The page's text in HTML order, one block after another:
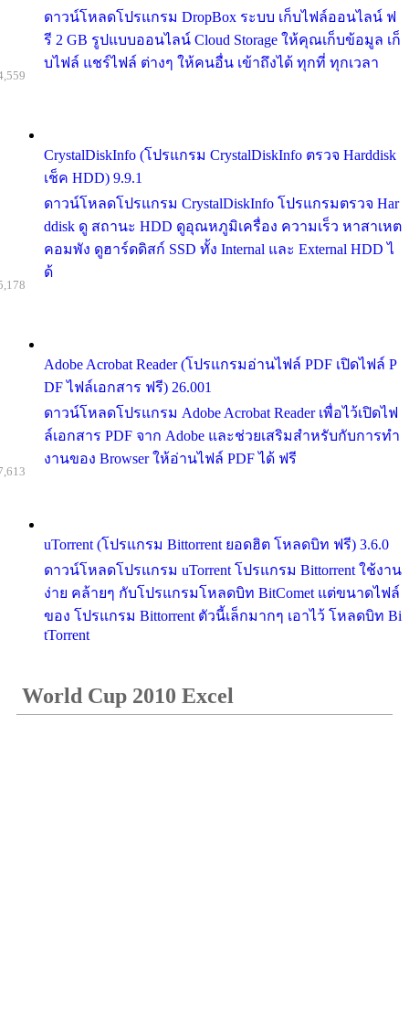
ดาวน์โหลดโปรแกรม DropBox ระบบ เก็บไฟล์ออนไลน์ ฟ
รี 2 GB รูปแบบออนไลน์ Cloud Storage ให้คุณเก็บข้อมูล เก็
บไฟล์ แชร์ไฟล์ ต่างๆ ให้คนอื่น เข้าถึงได้ ทุกที่ ทุกเวลา
CrystalDiskInfo (โปรแกรม CrystalDiskInfo ตรวจ Harddisk
เช็ค HDD) 9.9.1
ดาวน์โหลดโปรแกรม CrystalDiskInfo โปรแกรมตรวจ Har
ddisk ดู สถานะ HDD ดูอุณหภูมิเครื่อง ความเร็ว หาสาเหต
คอมพัง ดูฮาร์ดดิสก์ SSD ทั้ง Internal และ External HDD ไ
ด้
Adobe Acrobat Reader (โปรแกรมอ่านไฟล์ PDF เปิดไฟล์ P
DF ไฟล์เอกสาร ฟรี) 26.001
ดาวน์โหลดโปรแกรม Adobe Acrobat Reader เพื่อไว้เปิดไฟ
ล์เอกสาร PDF จาก Adobe และช่วยเสริมสำหรับกับการทำ
งานของ Browser ให้อ่านไฟล์ PDF ได้ ฟรี
uTorrent (โปรแกรม Bittorrent ยอดฮิต โหลดบิท ฟรี) 3.6.0
ดาวน์โหลดโปรแกรม uTorrent โปรแกรม Bittorrent ใช้งาน
ง่าย คล้ายๆ กับโปรแกรมโหลดบิท BitComet แต่ขนาดไฟล์
ของ โปรแกรม Bittorrent ตัวนี้เล็กมากๆ เอาไว้ โหลดบิท Bi
tTorrent
World Cup 2010 Excel